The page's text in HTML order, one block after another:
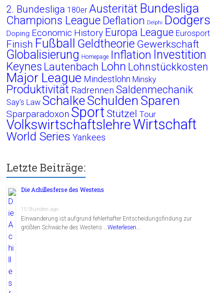
2. Bundesliga 180er Austerität Bundesliga
Champions League Deflation Delphi Dodgers
Doping Economic History Europa League Eurosport
Finish Fußball Geldtheorie Gewerkschaft
Globalisierung Homepage Inflation Investition
Keynes Lautenbach Lohn Lohnstückkosten
Major League Mindestlohn Minsky
Produktivität Radrennen Saldenmechanik
Say's Law Schalke Schulden Sparen
Sparparadoxon Sport Stützel Tour
VolkswirtschaftslehreWirtschaft
World Series Yankees
Letzte Beiträge:
Die Achillesferse des Westens
15 Stunden ago
Einwanderung ist aufgrund fehlerhafter Entscheidungsfindung zur
größten Schwäche des Westens …Weiterlesen...